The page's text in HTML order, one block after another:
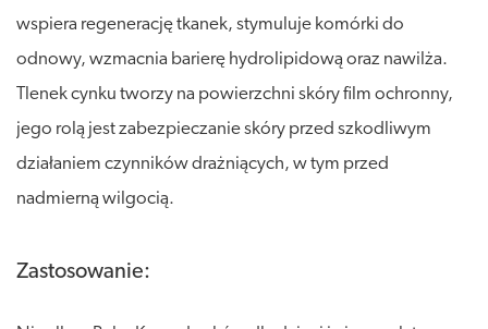
wspiera regenerację tkanek, stymuluje komórki do
odnowy, wzmacnia barierę hydrolipidową oraz nawilża.
Tlenek cynku tworzy na powierzchni skóry film ochronny,
jego rolą jest zabezpieczanie skóry przed szkodliwym
działaniem czynników drażniących, w tym przed
nadmierną wilgocią.
Zastosowanie: